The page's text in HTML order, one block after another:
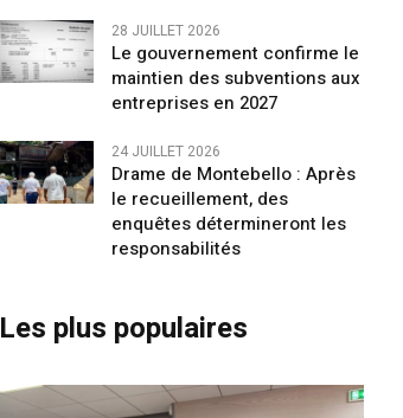
28 JUILLET 2026
Le gouvernement confirme le
maintien des subventions aux
entreprises en 2027
24 JUILLET 2026
Drame de Montebello : Après
le recueillement, des
enquêtes détermineront les
responsabilités
Les plus populaires